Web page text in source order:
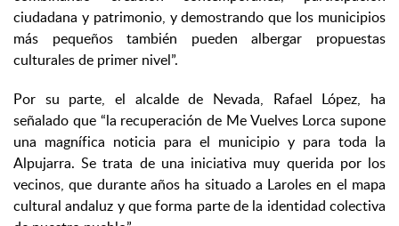
ciudadana y patrimonio, y demostrando que los municipios
más pequeños también pueden albergar propuestas
culturales de primer nivel”.
Por su parte, el alcalde de Nevada, Rafael López, ha
señalado que “la recuperación de Me Vuelves Lorca supone
una magnífica noticia para el municipio y para toda la
Alpujarra. Se trata de una iniciativa muy querida por los
vecinos, que durante años ha situado a Laroles en el mapa
cultural andaluz y que forma parte de la identidad colectiva